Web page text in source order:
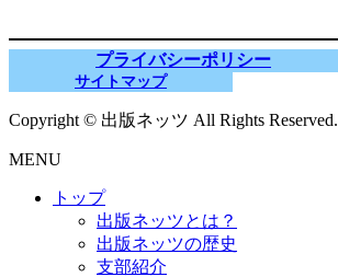
プライバシーポリシー
サイトマップ
Copyright © 出版ネッツ All Rights Reserved.
MENU
トップ
出版ネッツとは？
出版ネッツの歴史
支部紹介